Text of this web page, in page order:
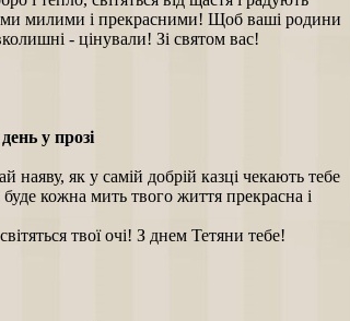
милими і прекрасними! Щоб ваші родини
- цінували! Зі святом вас!
у прозі
наяву, як у самій добрій казці чекають тебе
кожна мить твого життя прекрасна і
твої очі! З днем Тетяни тебе!